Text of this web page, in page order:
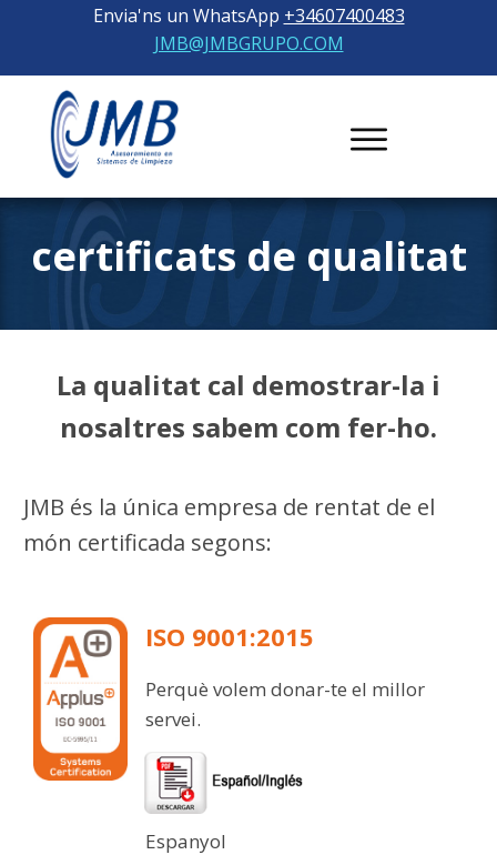
Envia'ns un WhatsApp +34607400483
JMB@JMBGRUPO.COM
certificats de qualitat
La qualitat cal demostrar-la i
nosaltres sabem com fer-ho.
JMB és la única empresa de rentat de el
món certificada segons:
ISO 9001:2015
Perquè volem donar-te el millor
servei.
Espanyol